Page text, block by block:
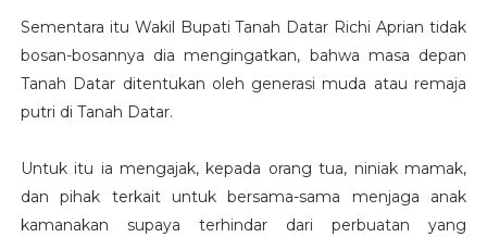
Sementara itu Wakil Bupati Tanah Datar Richi Aprian tidak
bosan-bosannya dia mengingatkan, bahwa masa depan
Tanah Datar ditentukan oleh generasi muda atau remaja
putri di Tanah Datar.
Untuk itu ia mengajak, kepada orang tua, niniak mamak,
dan pihak terkait untuk bersama-sama menjaga anak
kamanakan supaya terhindar dari perbuatan yang